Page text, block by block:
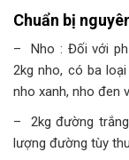
Chuẩn bị
– Nho : Đối với
2kg nho, có ba
nho xanh, nho đen
– 2kg đường
lượng đường tùy